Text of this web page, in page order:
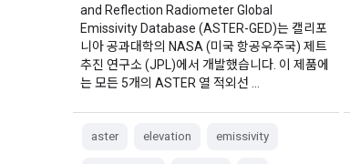
and Reflection Radiometer Global
Emissivity Database (ASTER-GED)는 캘리포
니아 공과대학의 NASA (미국 항공우주국) 제트
추진 연구소 (JPL)에서 개발했습니다. 이 제품에
는 모든 5개의 ASTER 열 적외선 …
aster elevation emissivity